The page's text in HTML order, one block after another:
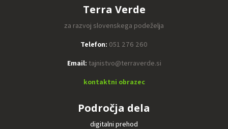
Terra Verde
za razvoj slovenskega podeželja
Telefon: 051 276 260
Email: tajnistvo@terraverde.si
kontaktni obrazec
Področja dela
digitalni prehod